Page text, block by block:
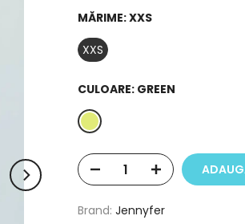
MĂRIME:XXS
XXS
CULOARE: GREEN
Brand: Jennyfer